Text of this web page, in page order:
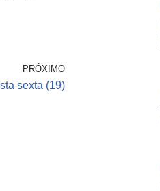
PRÓXIMO
sexta (19)